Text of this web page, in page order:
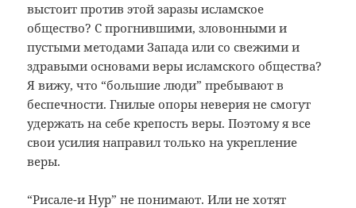
выстоит против этой заразы исламское
общество? С прогнившими, зловонными и
пустыми методами Запада или со свежими и
здравыми основами веры исламского общества?
Я вижу, что “большие люди” пребывают в
беспечности. Гнилые опоры неверия не смогут
удержать на себе крепость веры. Поэтому я все
свои усилия направил только на укрепление
веры.
“Рисале-и Нур” не понимают. Или не хотят